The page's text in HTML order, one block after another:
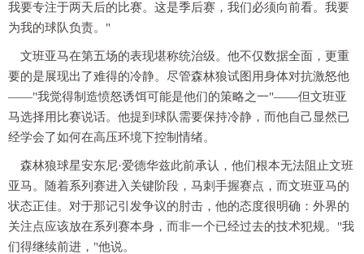
我要专注于两天后的比赛。这是季后赛，我们必须向前看。我要
为我的球队负责。"
文班亚马在第五场的表现堪称统治级。他不仅数据全面，更重
要的是展现出了难得的冷静。尽管森林狼试图用身体对抗激怒他
——"我觉得制造愤怒诱饵可能是他们的策略之一"——但文班亚
马选择用比赛说话。他提到球队需要保持冷静，而他自己显然已
经学会了如何在高压环境下控制情绪。
森林狼球星安东尼·爱德华兹此前承认，他们根本无法阻止文班
亚马。随着系列赛进入关键阶段，马刺手握赛点，而文班亚马的
状态正佳。对于那记引发争议的肘击，他的态度很明确：外界的
关注点应该放在系列赛本身，而非一个已经过去的技术犯规。"我
们得继续前进，"他说。